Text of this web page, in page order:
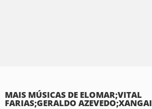
MAIS MÚSICAS DE ELOMAR;VITAL
FARIAS;GERALDO AZEVEDO;XANGAI